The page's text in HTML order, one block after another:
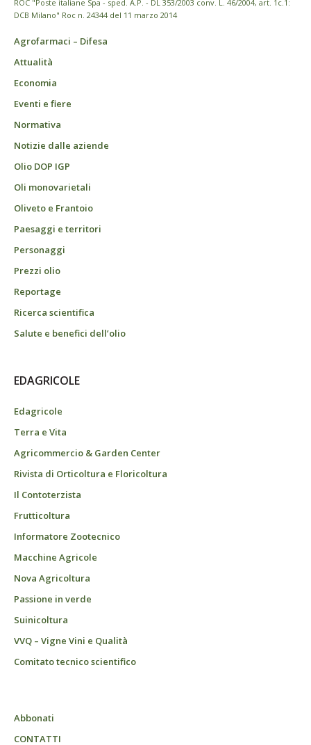
ROC "Poste italiane Spa - sped. A.P. - DL 353/2003 conv. L. 46/2004, art. 1c.1:
DCB Milano" Roc n. 24344 del 11 marzo 2014
Agrofarmaci – Difesa
Attualità
Economia
Eventi e fiere
Normativa
Notizie dalle aziende
Olio DOP IGP
Oli monovarietali
Oliveto e Frantoio
Paesaggi e territori
Personaggi
Prezzi olio
Reportage
Ricerca scientifica
Salute e benefici dell’olio
EDAGRICOLE
Edagricole
Terra e Vita
Agricommercio & Garden Center
Rivista di Orticoltura e Floricoltura
Il Contoterzista
Frutticoltura
Informatore Zootecnico
Macchine Agricole
Nova Agricoltura
Passione in verde
Suinicoltura
VVQ – Vigne Vini e Qualità
Comitato tecnico scientifico
Abbonati
CONTATTI